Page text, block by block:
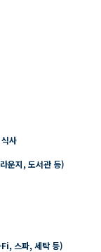
사
운지, 도서관 등)
스파, 세탁 등)